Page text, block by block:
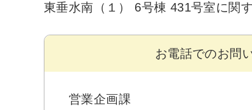
東垂水南（１） 6号棟 431号室に関
お電話でのお問
営業企画課